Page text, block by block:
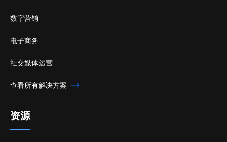
数字营销
电子商务
社交媒体运营
查看所有解决方案
资源